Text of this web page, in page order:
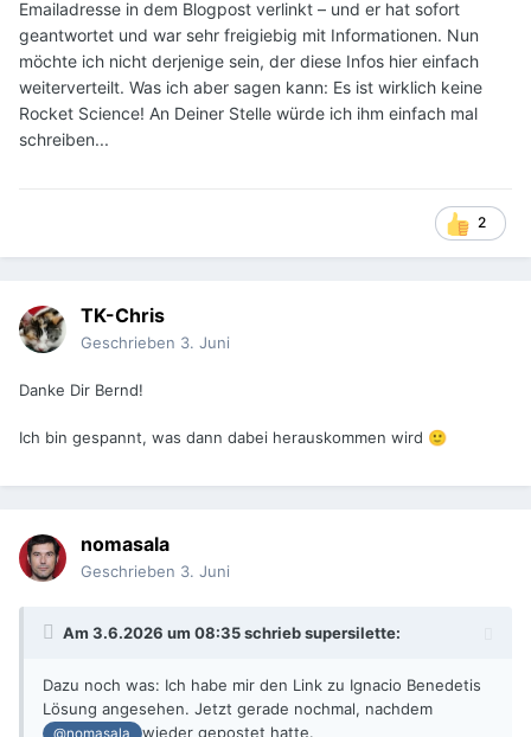
Emailadresse in dem Blogpost verlinkt – und er hat sofort
geantwortet und war sehr freigiebig mit Informationen. Nun
möchte ich nicht derjenige sein, der diese Infos hier einfach
weiterverteilt. Was ich aber sagen kann: Es ist wirklich keine
Rocket Science! An Deiner Stelle würde ich ihm einfach mal
schreiben...
2
TK-Chris
Geschrieben 3. Juni
Danke Dir Bernd!
Ich bin gespannt, was dann dabei herauskommen wird 🙂
nomasala
Geschrieben 3. Juni
Am 3.6.2026 um 08:35 schriebsupersilette:
Dazu noch was: Ich habe mir den Link zu Ignacio Benedetis
Lösung angesehen. Jetzt gerade nochmal, nachdem
wieder gepostet hatte.